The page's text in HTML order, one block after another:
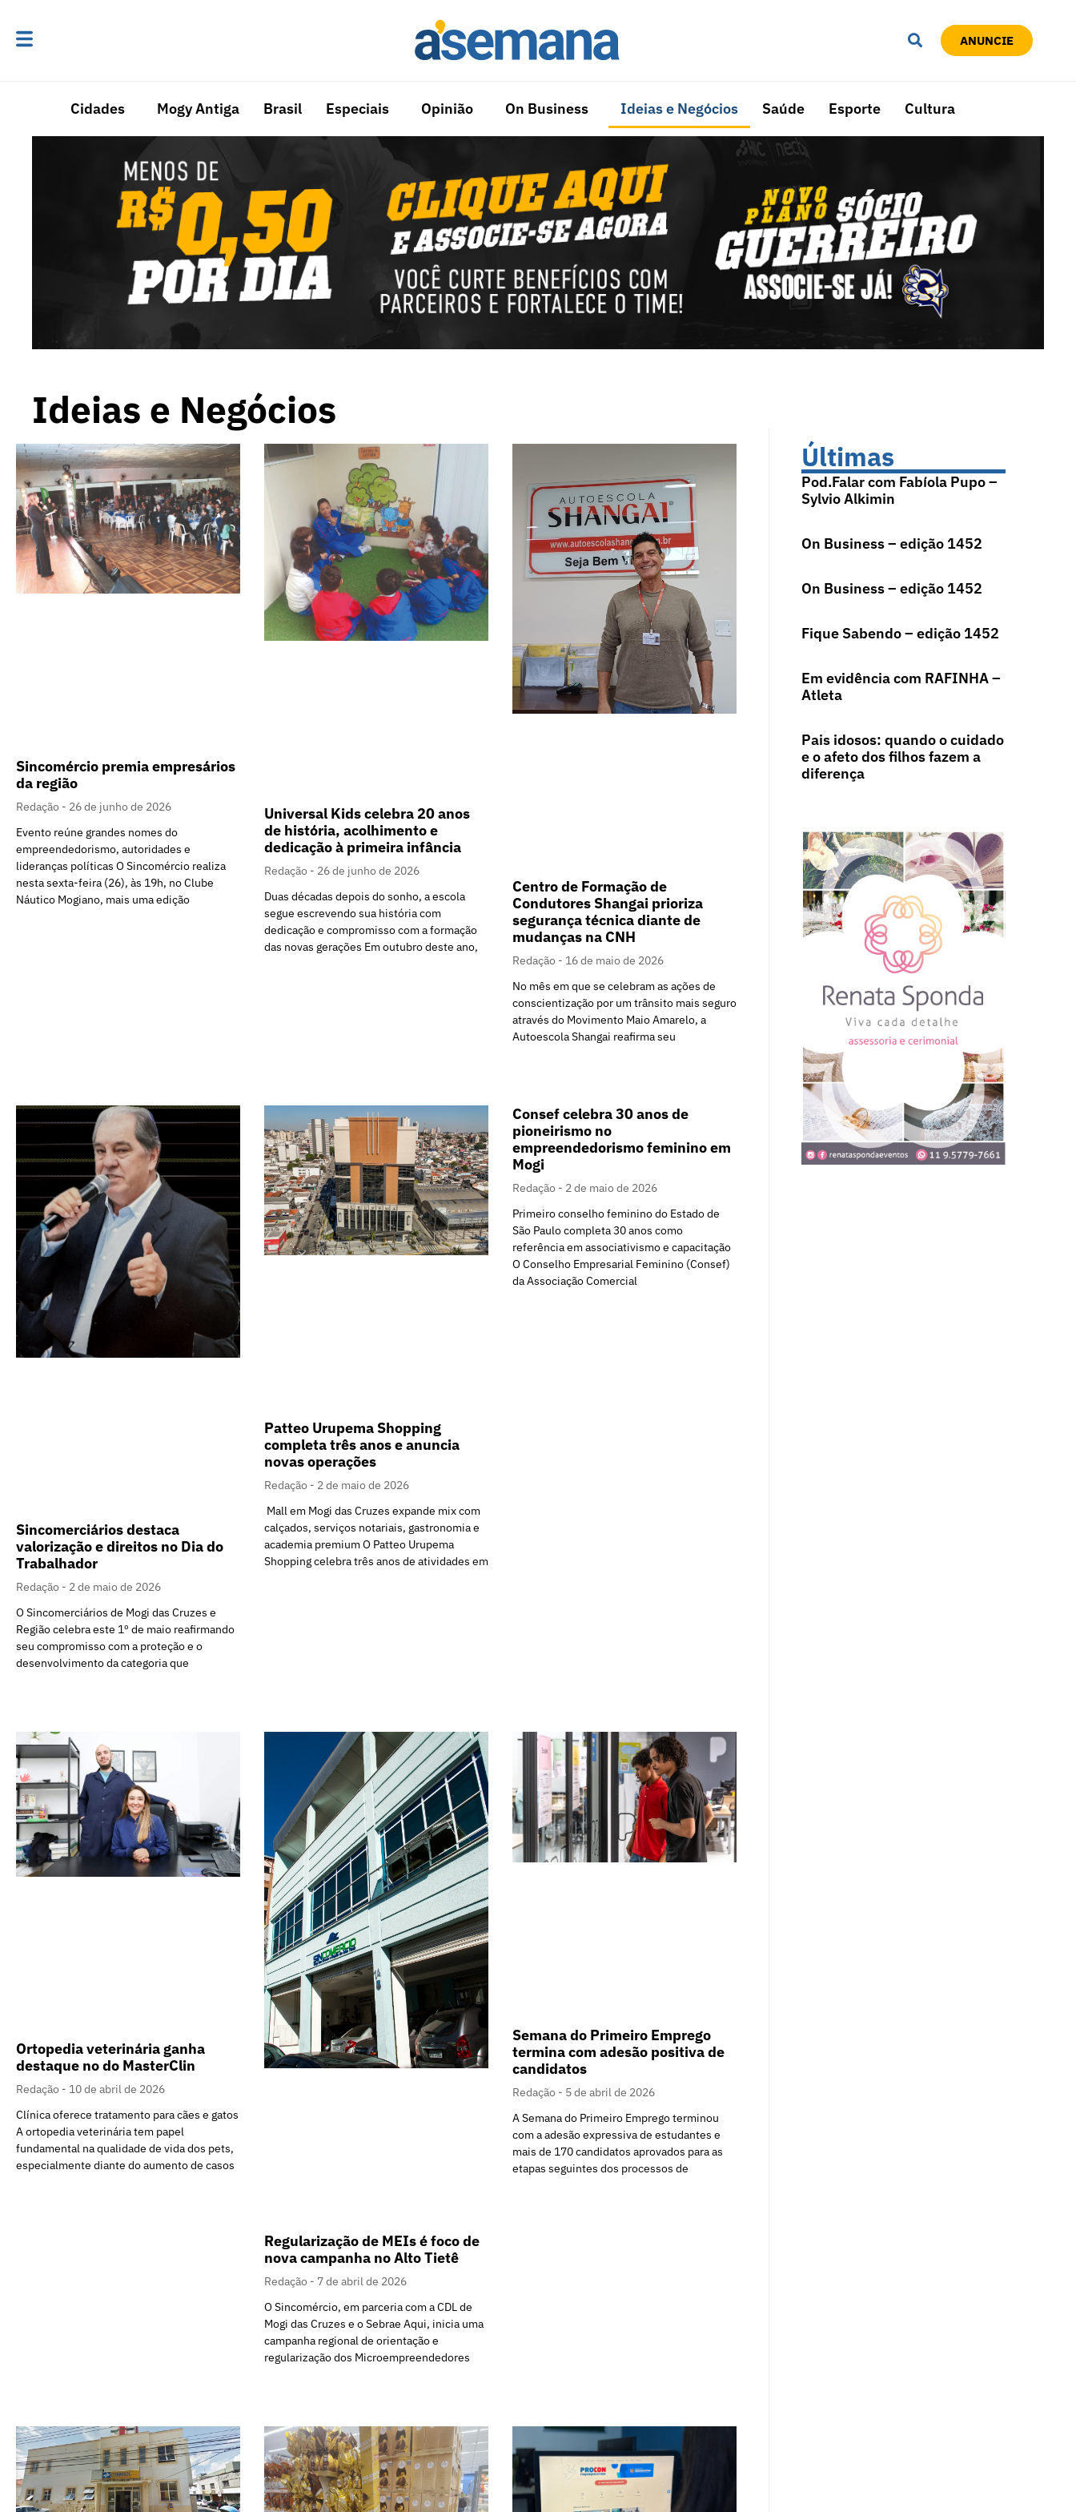
ANUNCIE
Cidades Mogy Antiga Brasil Especiais Opinião On Business Ideias e Negócios Saúde Esporte Cultura
Ideias e Negócios
Sincomércio premia empresários
da região
Redação
26 de junho de 2026
Evento reúne grandes nomes do
empreendedorismo, autoridades e
lideranças políticas O Sincomércio realiza
nesta sexta-feira (26), às 19h, no Clube
Náutico Mogiano, mais uma edição
Universal Kids celebra 20 anos
de história, acolhimento e
dedicação à primeira infância
Redação
26 de junho de 2026
Duas décadas depois do sonho, a escola
segue escrevendo sua história com
dedicação e compromisso com a formação
das novas gerações Em outubro deste ano,
Centro de Formação de
Condutores Shangai prioriza
segurança técnica diante de
mudanças na CNH
Redação
16 de maio de 2026
No mês em que se celebram as ações de
conscientização por um trânsito mais seguro
através do Movimento Maio Amarelo, a
Autoescola Shangai reafirma seu
Sincomerciários destaca
valorização e direitos no Dia do
Trabalhador
Redação
2 de maio de 2026
O Sincomerciários de Mogi das Cruzes e
Região celebra este 1º de maio reafirmando
seu compromisso com a proteção e o
desenvolvimento da categoria que
Patteo Urupema Shopping
completa três anos e anuncia
novas operações
Redação
2 de maio de 2026
Mall em Mogi das Cruzes expande mix com
calçados, serviços notariais, gastronomia e
academia premium O Patteo Urupema
Shopping celebra três anos de atividades em
Consef celebra 30 anos de
pioneirismo no
empreendedorismo feminino em
Mogi
Redação
2 de maio de 2026
Primeiro conselho feminino do Estado de
São Paulo completa 30 anos como
referência em associativismo e capacitação
O Conselho Empresarial Feminino (Consef)
da Associação Comercial
Ortopedia veterinária ganha
destaque no do MasterClin
Redação
10 de abril de 2026
Clínica oferece tratamento para cães e gatos
A ortopedia veterinária tem papel
fundamental na qualidade de vida dos pets,
especialmente diante do aumento de casos
Regularização de MEIs é foco de
nova campanha no Alto Tietê
Redação
7 de abril de 2026
O Sincomércio, em parceria com a CDL de
Mogi das Cruzes e o Sebrae Aqui, inicia uma
campanha regional de orientação e
regularização dos Microempreendedores
Semana do Primeiro Emprego
termina com adesão positiva de
candidatos
Redação
5 de abril de 2026
A Semana do Primeiro Emprego terminou
com a adesão expressiva de estudantes e
mais de 170 candidatos aprovados para as
etapas seguintes dos processos de
Últimas
Pod.Falar com Fabíola Pupo –
Sylvio Alkimin
On Business – edição 1452
On Business – edição 1452
Fique Sabendo – edição 1452
Em evidência com RAFINHA –
Atleta
Pais idosos: quando o cuidado
e o afeto dos filhos fazem a
diferença